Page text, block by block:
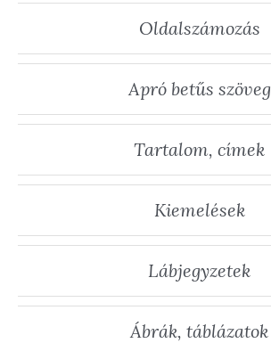
Oldalszámozás
Apró betűs szöveg
Tartalom, címek
Kiemelések
Lábjegyzetek
Ábrák, táblázatok